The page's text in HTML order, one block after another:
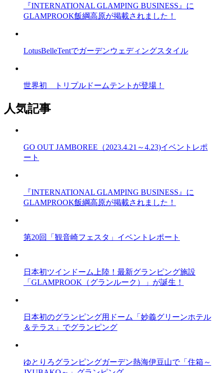
『INTERNATIONAL GLAMPING BUSINESS』に
GLAMPROOK飯綱高原が掲載されました！
LotusBelleTentでガーデンウェディングスタイル
世界初 トリプルドームテントが登場！
人気記事
GO OUT JAMBOREE（2023.4.21～4.23)イベントレポ
ート
『INTERNATIONAL GLAMPING BUSINESS』に
GLAMPROOK飯綱高原が掲載されました！
第20回「観音崎フェスタ」イベントレポート
日本初ツインドーム上陸！最新グランピング施設
「GLAMPROOK（グランルーク）」が誕生！
日本初のグランピング用ドーム「妙義グリーンホテル
＆テラス」でグランピング
ゆとりろグランピングガーデン熱海伊豆山で「住箱～